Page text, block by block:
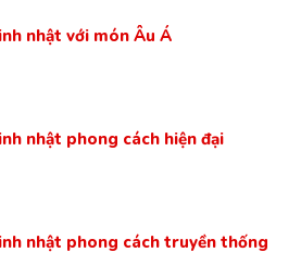
nhật với món Âu Á
nhật phong cách hiện đại
nhật phong cách truyền thống